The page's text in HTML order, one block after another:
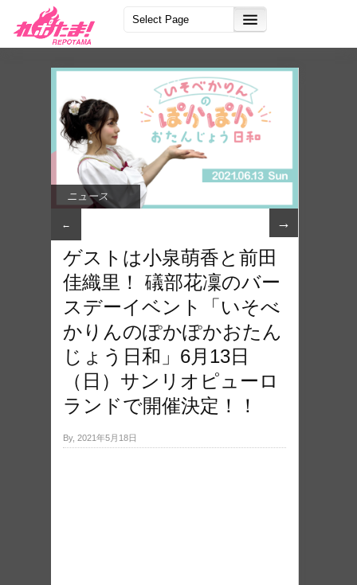
ニュース
← →
ゲストは小泉萌香と前田
佳織里！ 礒部花凜のバー
スデーイベント「いそべ
かりんのぽかぽかおたん
じょう日和」6月13日
（日）サンリオピューロ
ランドで開催決定！！
By, 2021年5月18日